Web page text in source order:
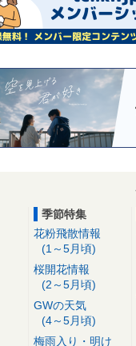
季節特集
花粉飛散情報
(1～5月頃)
桜開花情報
(2～5月頃)
GWの天気
(4～5月頃)
梅雨入り・明け